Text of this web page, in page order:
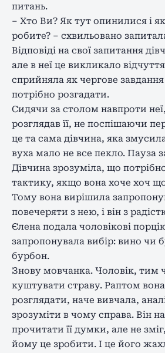
питань.
– Хто Ви? Як тут опинилися і
робите? – схвильовано
Відповіді на свої запитання
але в неї це викликало
сприйняла як чергове
потрібно розгадати.
Сидячи за столом навпроти
розглядав її, не поспішаючи
це та сама дівчина, яка
вуха мало не все пекло. Пауза
Дівчина зрозуміла, що
тактику, якщо вона хоче хоч
Тому вона вирішила
повечеряти з нею, і він з
Єлена подала чоловікові
запропонувала вибір: вино чи
бурбон.
Знову мовчанка. Чоловік, тим
куштувати страву. Раптом
розглядати, наче вивчала,
зрозуміти в чому справа. Він
прочитати її думки, але не
йому це зробити. І це його